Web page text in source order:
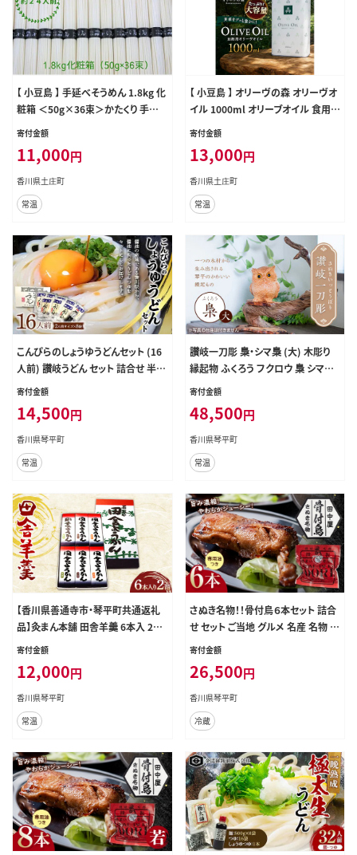
【 小豆島 】 手延べそうめん 1.8kg 化
粧箱 ＜50g×36束＞かたくり 手延
べ 手延 手延素麺 そうめん 素麺 麺
庄町
寄付金額
11,000円
香川県土庄町
常温
【 小豆島 】 オリーヴの森 オリーヴオ
イル 1000ml オリーブオイル 食用
油 パスタ サラダ ドレッシング 揚げ
寄付金額
13,000円
香川県土庄町
常温
こんぴらのしょうゆうどんセット (16
人前) 讃岐うどん セット 詰合せ 半生
うどん 讃岐 さぬきうどん つゆ付き し
品 グルメ 四国 F5J-348
寄付金額
14,500円
香川県琴平町
常温
讃岐一刀彫 梟・シマ梟 (大) 木彫り
縁起物 ふくろう フクロウ 梟 シマ梟
置物 置き物 インテリア 動物 ギフト
寄付金額
48,500円
香川県琴平町
常温
【香川県善通寺市・琴平町共通返礼
品】灸まん本舗 田舎羊羹 6本入 2箱
セット 和菓子 セット 詰合せ ようかん
ツ 菓子 ギフト 贈り物 四国 F5J-469
寄付金額
12,000円
香川県琴平町
常温
さぬき名物！！骨付鳥６本セット 詰合
せ セット ご当地 グルメ 名産 名物 骨
付鳥 骨付き チキン 鶏肉 鶏 とり 肉
かず 四国 F5J-380
寄付金額
26,500円
香川県琴平町
冷蔵